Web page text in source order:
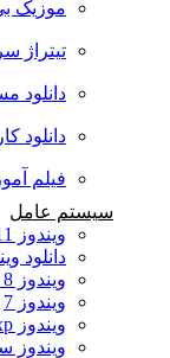
موزیک
تیتراژ
دانلود
دانلود
فیلم
سیستم عامل
ویندوز 11
دانلود
ویندوز 8 و 8.1
ویندوز 7
ویندوز xp
ویندوز